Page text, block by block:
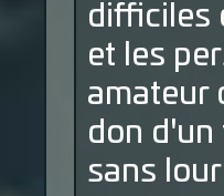
difficiles
et les
amateur
don d'un
sans